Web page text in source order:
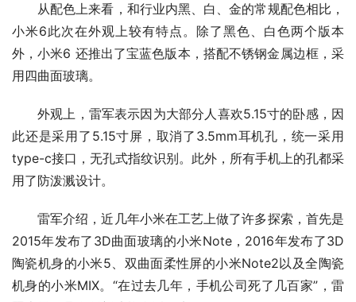
从配色上来看，和行业内黑、白、金的常规配色相比，
小米6此次在外观上较有特点。除了黑色、白色两个版本
外，小米6 还推出了宝蓝色版本，搭配不锈钢金属边框，采
用四曲面玻璃。
外观上，雷军表示因为大部分人喜欢5.15寸的卧感，因
此还是采用了5.15寸屏，取消了3.5mm耳机孔，统一采用
type-c接口，无孔式指纹识别。此外，所有手机上的孔都采
用了防泼溅设计。
雷军介绍，近几年小米在工艺上做了许多探索，首先是
2015年发布了3D曲面玻璃的小米Note，2016年发布了3D
陶瓷机身的小米5、双曲面柔性屏的小米Note2以及全陶瓷
机身的小米MIX。“在过去几年，手机公司死了几百家”，雷